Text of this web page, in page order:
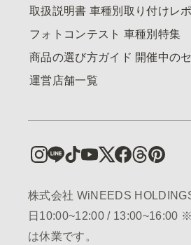
取扱説明書 車種別取り付けレ
フォトコンテスト 車種別特集
商品の選び方ガイド 開催中の
運営店舗一覧
株式会社 WiNEEDS
日10:00~12:00 / 13:00~16:00
は休業です。